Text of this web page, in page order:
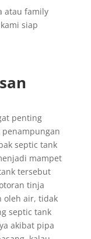
atau family
siap
penting
septic tank
mampet
tersebut
tinja
oleh air, tidak
septic tank
akibat pipa